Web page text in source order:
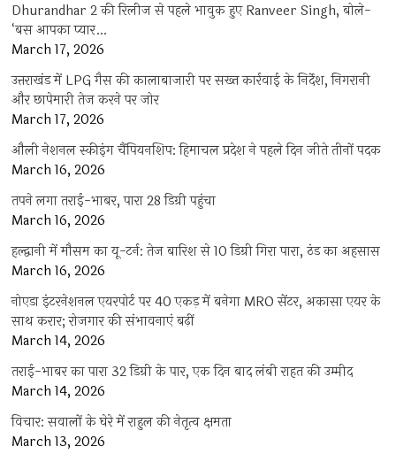
Dhurandhar 2 की रिलीज से पहले भावुक हुए Ranveer Singh, बोले-
‘बस आपका प्यार…
March 17, 2026
उत्तराखंड में LPG गैस की कालाबाजारी पर सख्त कार्रवाई के निर्देश, निगरानी
और छापेमारी तेज करने पर जोर
March 17, 2026
औली नेशनल स्कीइंग चैंपियनशिप: हिमाचल प्रदेश ने पहले दिन जीते तीनों पदक
March 16, 2026
तपने लगा तराई-भाबर, पारा 28 डिग्री पहुंचा
March 16, 2026
हल्द्वानी में मौसम का यू-टर्न: तेज बारिश से 10 डिग्री गिरा पारा, ठंड का अहसास
March 16, 2026
नोएडा इंटरनेशनल एयरपोर्ट पर 40 एकड़ में बनेगा MRO सेंटर, अकासा एयर के
साथ करार; रोजगार की संभावनाएं बढ़ीं
March 14, 2026
तराई-भाबर का पारा 32 डिग्री के पार, एक दिन बाद लंबी राहत की उम्मीद
March 14, 2026
विचार: सवालों के घेरे में राहुल की नेतृत्व क्षमता
March 13, 2026